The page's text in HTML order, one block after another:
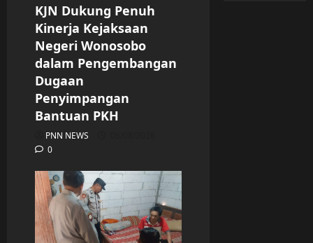
KJN Dukung Penuh
Kinerja Kejaksaan
Negeri Wonosobo
dalam Pengembangan
Dugaan
Penyimpangan
Bantuan PKH
PNN NEWS
0